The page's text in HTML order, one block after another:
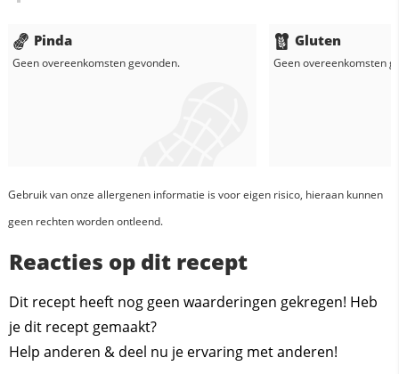
Pinda
Geen overeenkomsten gevonden.
Gluten
Geen overeenkomsten
Gebruik van onze allergenen informatie is voor eigen risico, hieraan kunnen
geen rechten worden ontleend.
Reacties op dit recept
Dit recept heeft nog geen waarderingen gekregen! Heb
je dit recept gemaakt?
Help anderen & deel nu je ervaring met anderen!